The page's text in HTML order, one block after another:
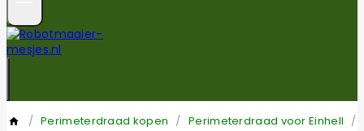
/ Perimeterdraad kopen / Perimeterdraad voor Einhell /